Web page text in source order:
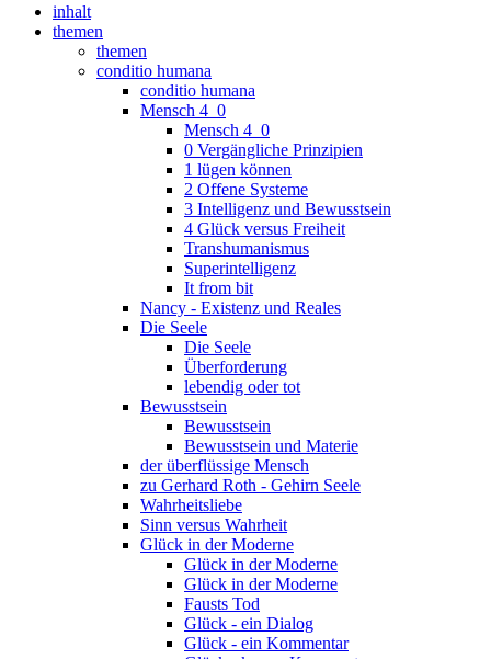
inhalt
themen
themen
conditio humana
conditio humana
Mensch 4_0
Mensch 4_0
0 Vergängliche Prinzipien
1 lügen können
2 Offene Systeme
3 Intelligenz und Bewusstsein
4 Glück versus Freiheit
Transhumanismus
Superintelligenz
It from bit
Nancy - Existenz und Reales
Die Seele
Die Seele
Überforderung
lebendig oder tot
Bewusstsein
Bewusstsein
Bewusstsein und Materie
der überflüssige Mensch
zu Gerhard Roth - Gehirn Seele
Wahrheitsliebe
Sinn versus Wahrheit
Glück in der Moderne
Glück in der Moderne
Glück in der Moderne
Fausts Tod
Glück - ein Dialog
Glück - ein Kommentar